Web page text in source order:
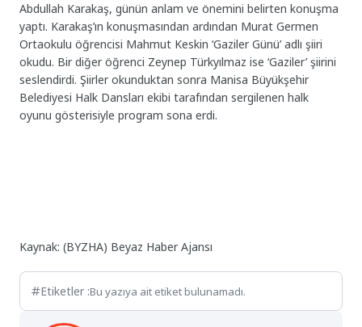
Abdullah Karakaş, günün anlam ve önemini belirten konuşma
yaptı. Karakaş’ın konuşmasından ardından Murat Germen
Ortaokulu öğrencisi Mahmut Keskin ‘Gaziler Günü’ adlı şiiri
okudu. Bir diğer öğrenci Zeynep Türkyılmaz ise ‘Gaziler’ şiirini
seslendirdi. Şiirler okunduktan sonra Manisa Büyükşehir
Belediyesi Halk Dansları ekibi tarafından sergilenen halk
oyunu gösterisiyle program sona erdi.
Kaynak: (BYZHA) Beyaz Haber Ajansı
Etiketler :Bu yazıya ait etiket bulunamadı.